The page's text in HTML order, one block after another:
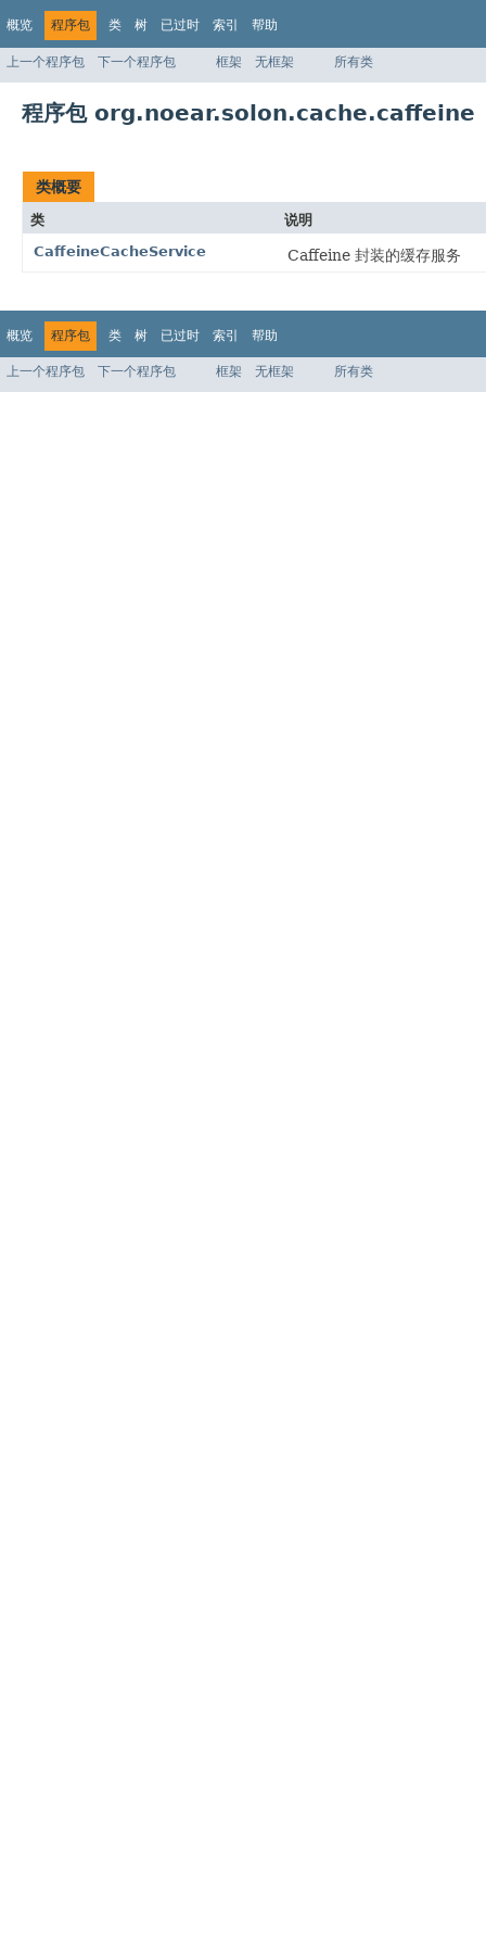
概览 程序包 类 树 已过时 索引 帮助
上一个程序包 下一个程序包 框架 无框架 所有类
程序包 org.noear.solon.cache.caffeine
类概要
类
说明
CaffeineCacheService
Caffeine 封装的缓存服务
概览 程序包 类 树 已过时 索引 帮助
上一个程序包 下一个程序包 框架 无框架 所有类